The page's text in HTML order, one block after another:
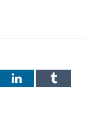
LinkedInTumblr